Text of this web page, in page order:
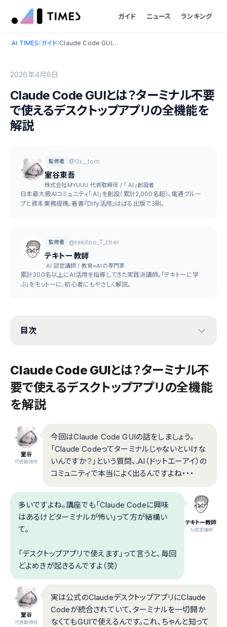
ガイド ニュース ランキング
.AI TIMES/ガイド/ Claude Code GUIとは？ターミナル不要で使えるデスクトップアプリの全機能を解説
2026年4月6日
Claude Code GUIとは？ターミナル不要
で使えるデスクトップアプリの全機能を
解説
監修者 @0x__tom
室谷東吾
株式会社MYUUU 代表取締役 / 「.AI」創設者
日本最大級AIコミュニティ「.AI」を創設（累計2,000名超）。電通グルー
プと資本業務提携。著書『Dify活用』はぱる出版で3刷。
監修者 @tekitoo_T_cher
テキトー教師
.AI 認定講師 / 教育×AIの専門家
累計300名以上にAI活用を指導してきた実践派講師。「テキトーに学
ぶ」をモットーに、初心者にもやさしく解説。
目次
Claude Code GUIとは？ターミナル不
要で使えるデスクトップアプリの全機能
を解説
室谷
代表取締役
今回はClaude Code GUIの話をしましょう。
「Claude Codeってターミナルじゃないといけな
いんですか？」という質問、.AI（ドットエーアイ）の
コミュニティで本当によく出るんですよね・・・
テキトー教師
.AI認定講師
多いですよね。講座でも「Claude Codeに興味
はあるけどターミナルが怖い」って方が結構い
て。
「デスクトップアプリで使えます」って言うと、毎回
どよめきが起きるんですよ（笑）
室谷
代表取締役
実は公式のClaudeデスクトップアプリにClaude
Codeが統合されていて、ターミナルを一切開か
なくてもGUIで使えるんです。これ、ちゃんと知って